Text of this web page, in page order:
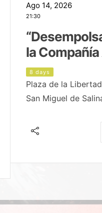
Ago 14, 2026
21:30
la
8 days
Plaza de la Libertad
San Miguel de